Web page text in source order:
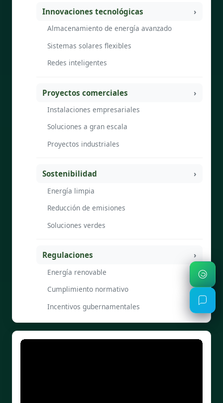
Innovaciones tecnológicas
Almacenamiento de energía avanzado
Sistemas solares flexibles
Redes inteligentes
Proyectos comerciales
Instalaciones empresariales
Soluciones a gran escala
Proyectos industriales
Sostenibilidad
Energía limpia
Reducción de emisiones
Soluciones verdes
Regulaciones
Energía renovable
Cumplimiento normativo
Incentivos gubernamentales